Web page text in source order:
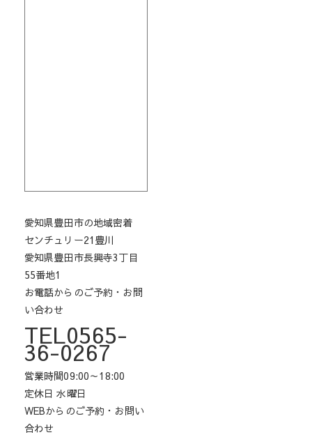
愛知県豊田市の地域密着
センチュリー21豊川
愛知県豊田市長興寺3丁目
55番地1
お電話からのご予約・お問
い合わせ
TEL0565-
36-0267
営業時間09:00～18:00
定休日 水曜日
WEBからのご予約・お問い
合わせ